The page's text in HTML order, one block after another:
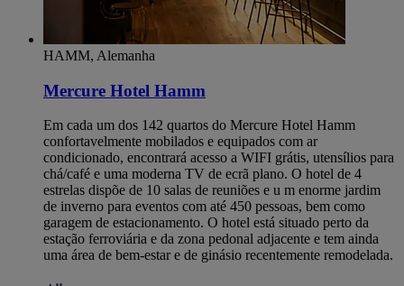
HAMM, Alemanha
Mercure Hotel Hamm
Em cada um dos 142 quartos do Mercure Hotel Hamm
confortavelmente mobilados e equipados com ar
condicionado, encontrará acesso a WIFI grátis, utensílios para
chá/café e uma moderna TV de ecrã plano. O hotel de 4
estrelas dispõe de 10 salas de reuniões e u m enorme jardim
de inverno para eventos com até 450 pessoas, bem como
garagem de estacionamento. O hotel está situado perto da
estação ferroviária e da zona pedonal adjacente e tem ainda
uma área de bem-estar e de ginásio recentemente remodelada.